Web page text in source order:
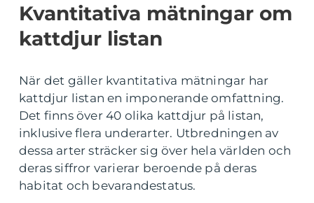
Kvantitativa mätningar om
kattdjur listan
När det gäller kvantitativa mätningar har
kattdjur listan en imponerande omfattning.
Det finns över 40 olika kattdjur på listan,
inklusive flera underarter. Utbredningen av
dessa arter sträcker sig över hela världen och
deras siffror varierar beroende på deras
habitat och bevarandestatus.